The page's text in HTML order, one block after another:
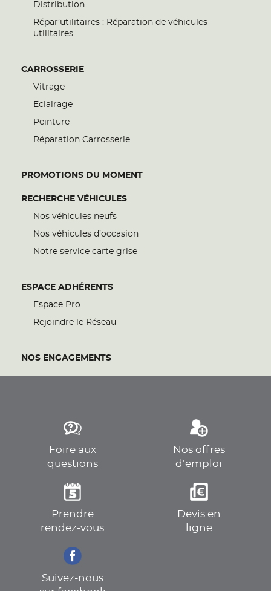
Distribution
Répar’utilitaires : Réparation de véhicules
utilitaires
CARROSSERIE
Vitrage
Eclairage
Peinture
Réparation Carrosserie
PROMOTIONS DU MOMENT
RECHERCHE VÉHICULES
Nos véhicules neufs
Nos véhicules d’occasion
Notre service carte grise
ESPACE ADHÉRENTS
Espace Pro
Rejoindre le Réseau
NOS ENGAGEMENTS
Foire aux
questions
Nos offres
d’emploi
Prendre
rendez-vous
Devis en
ligne
Suivez-nous